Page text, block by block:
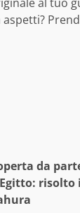
aspetti?
da
risolto